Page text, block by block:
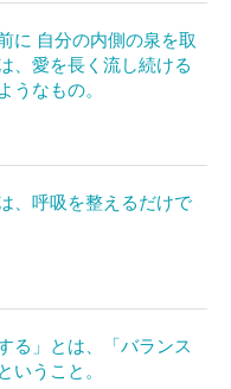
に 自分の内側の泉を取
、愛を長く流し続ける
うなもの。
、呼吸を整えるだけで
る」とは、「バランス
いうこと。